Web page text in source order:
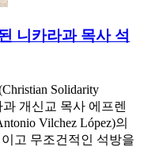
니카라과 목사 석
Solidarity
개신교 목사 에프렌
Vilchez López)의
고 무조건적인 석방을